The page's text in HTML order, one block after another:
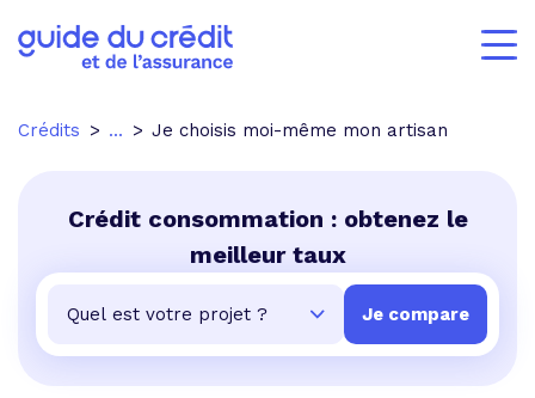
Crédits ... Je choisis moi-même mon artisan
Crédit consommation : obtenez le
meilleur taux